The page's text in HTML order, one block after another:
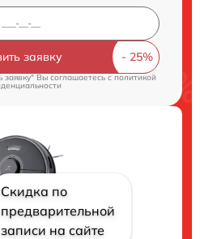
заявку
заявку" Вы соглашаетесь cполитикой
Скидка по
предварительной
записи на сайте